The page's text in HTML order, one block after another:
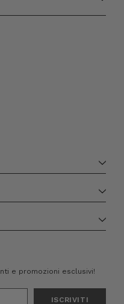
e promozioni esclusivi!